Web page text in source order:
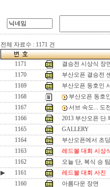
전체 자료수 : 1171 건
1171
결승전 시상식 장
1170
부산오픈 결승전
1169
부산오픈 동호인
1168
부산오픈 동호
1167
서브 속도... 도
1166
2013 부산오픈 단
1165
GALLERY
1164
부산오픈에서 초
1163
레드볼 대회 시상
1162
오늘 단, 복식 승 팀
▶
1161
레드볼 대회 사진
1160
아름다운 장면